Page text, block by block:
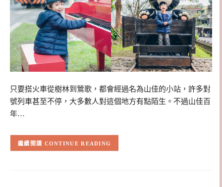
只要搭火車從樹林到鶯歌，都會經過名為山佳的小站，許多對
號列車甚至不停，大多數人對這個地方有點陌生。不過山佳百
年…
CONTINUE READING